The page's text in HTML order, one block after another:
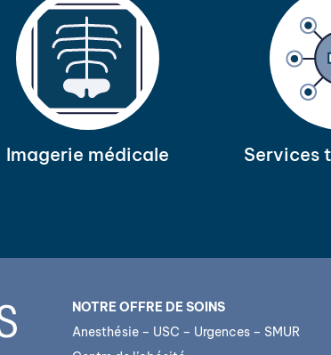
Imagerie médicale Services
NOTRE OFFRE DE SOINS
Anesthésie – USC – Urgences – SMUR